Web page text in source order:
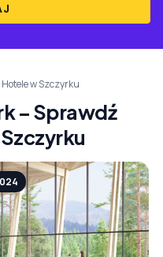
w Szczyrku
– Sprawdź